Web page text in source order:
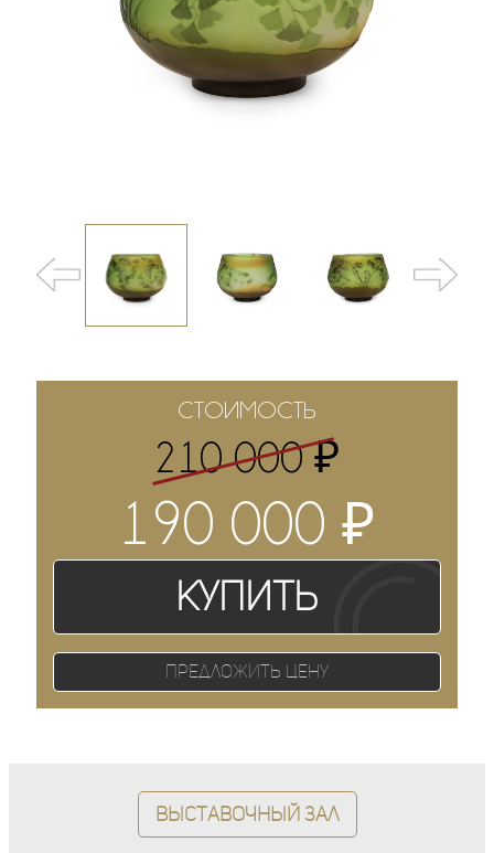
СТОИМОСТЬ
210 000₽
190 000 ₽
Купить
Предложить цену
Выставочный зал